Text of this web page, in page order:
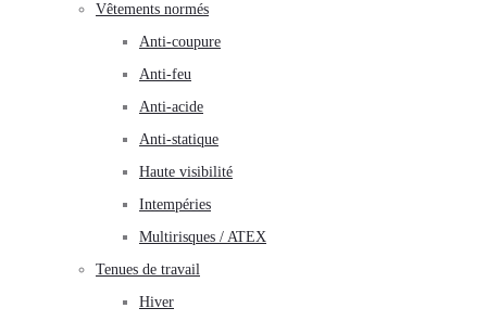
Vêtements normés
Anti-coupure
Anti-feu
Anti-acide
Anti-statique
Haute visibilité
Intempéries
Multirisques / ATEX
Tenues de travail
Hiver